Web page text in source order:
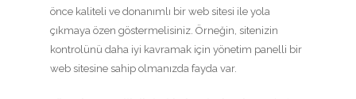
önce kaliteli ve donanımlı bir web sitesi ile yola
çıkmaya özen göstermelisiniz. Örneğin, sitenizin
kontrolünü daha iyi kavramak için yönetim panelli bir
web sitesine sahip olmanızda fayda var.